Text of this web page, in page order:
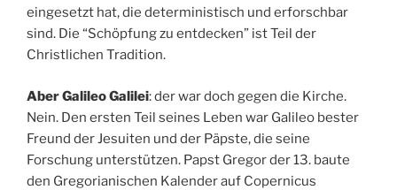
eingesetzt hat, die deterministisch und erforschbar
sind. Die “Schöpfung zu entdecken” ist Teil der
Christlichen Tradition.
Aber Galileo Galilei: der war doch gegen die Kirche.
Nein. Den ersten Teil seines Leben war Galileo bester
Freund der Jesuiten und der Päpste, die seine
Forschung unterstützen. Papst Gregor der 13. baute
den Gregorianischen Kalender auf Copernicus